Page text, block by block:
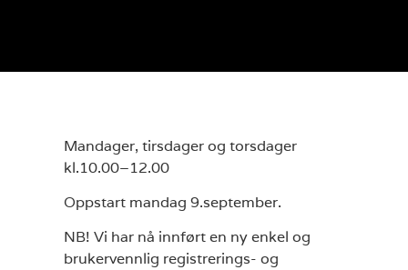
Mandager, tirsdager og torsdager
kl.10.00–12.00
Oppstart mandag 9.september.
NB! Vi har nå innført en ny enkel og
brukervennlig registrerings- og